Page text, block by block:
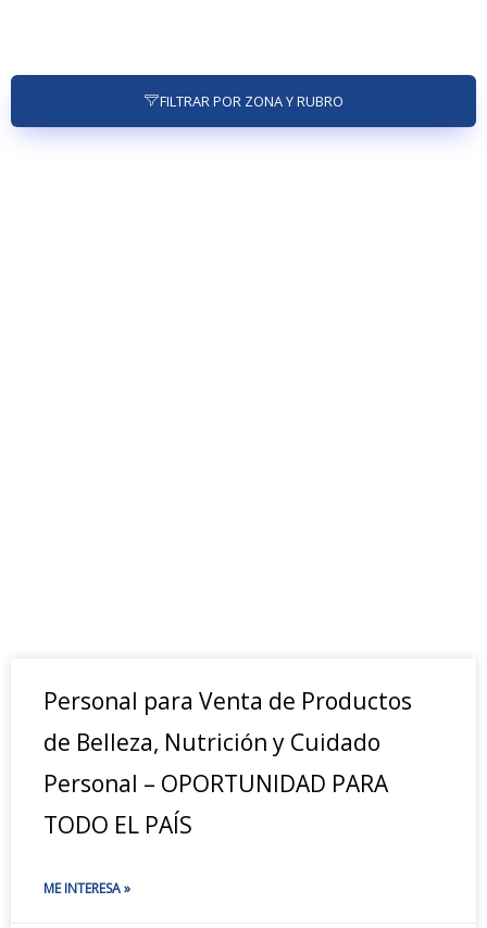
FILTRAR POR ZONA Y RUBRO
Personal para Venta de Productos
de Belleza, Nutrición y Cuidado
Personal – OPORTUNIDAD PARA
TODO EL PAÍS
ME INTERESA »